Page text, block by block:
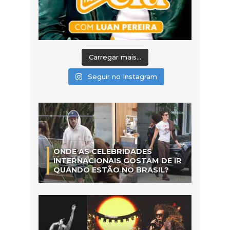
Carregar mais...
Seguir no Instagram
ONDE AS CELEBRIDADES
INTERNACIONAIS GOSTAM DE IR
QUANDO ESTÃO NO BRASIL?